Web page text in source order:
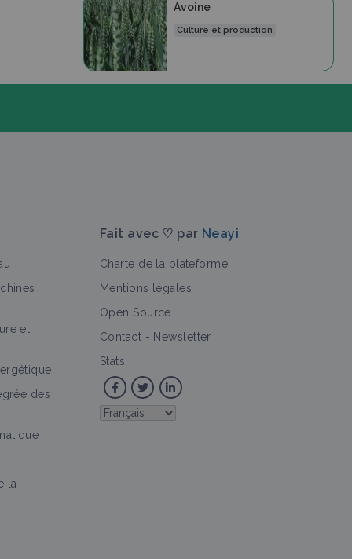
Avoine
Culture et production
Portrait de ferme
>et
des
la
Fait avec ♡ par Neayi
Charte de la plateforme
Mentions légales
Open Source
Contact - Newsletter
Stats